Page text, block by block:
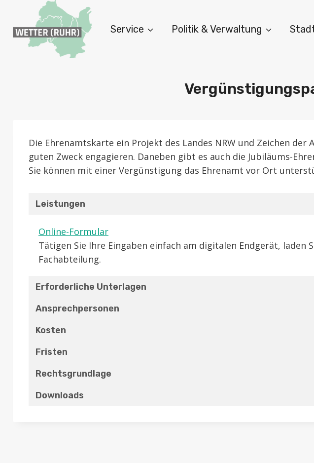
springen
Service Politik & Verwaltung
Die Ehrenamtskarte ein Projekt des Landes NRW und Zeichen
guten Zweck engagieren. Daneben gibt es auch die Jubiläums-
Sie können mit einer Vergünstigung das Ehrenamt vor Ort
Leistungen
Online-Formular
Tätigen Sie Ihre Eingaben einfach am digitalen Endgerät,
Fachabteilung.
Erforderliche Unterlagen
Ansprechpersonen
Kosten
Fristen
Rechtsgrundlage
Downloads